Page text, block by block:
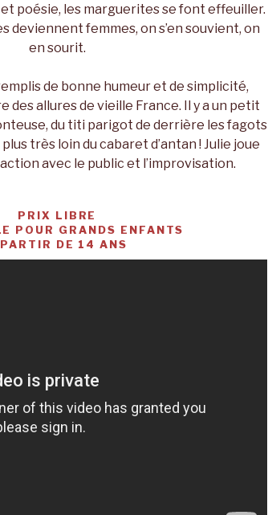
poésie, les marguerites se font effeuiller.
deviennent femmes, on s’en souvient, on
en sourit.
de bonne humeur et de simplicité,
des allures de vieille France. Il y a un petit
du titi parigot de derrière les fagots
très loin du cabaret d’antan ! Julie joue
avec le public et l’improvisation.
PRIX LIBRE
POUR GRANDS ENFANTS
DE 14 ANS